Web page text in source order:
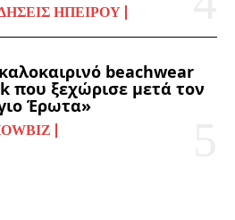
ΗΠΕΊΡΟΥ
beachwear
που ξεχώρισε μετά τον
Έρωτα»